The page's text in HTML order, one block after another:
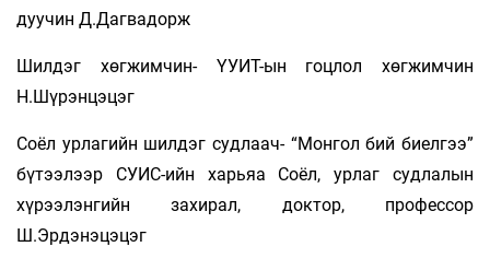
дуучин Д.Дагвадорж
Шилдэг хөгжимчин- ҮУИТ-ын гоцлол хөгжимчин
Н.Шүрэнцэцэг
Соёл урлагийн шилдэг судлаач- “Монгол бий биелгээ”
бүтээлээр СУИС-ийн харьяа Соёл, урлаг судлалын
хүрээлэнгийн захирал, доктор, профессор
Ш.Эрдэнэцэцэг